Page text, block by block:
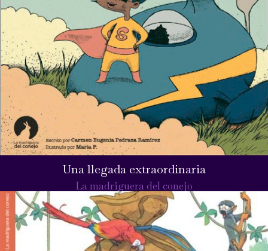
Una llegada extraordinaria
La madriguera del conejo